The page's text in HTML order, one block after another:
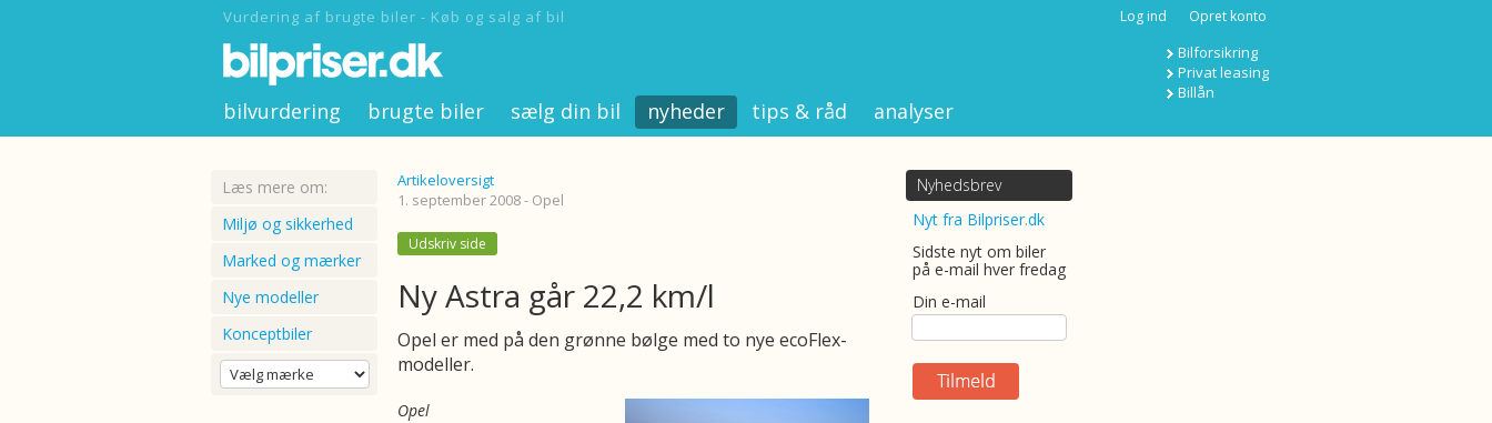
Vurdering af brugte biler - Køb og salg af bil Log ind Opret konto
Bilforsikring
Privat leasing
Billån
bilvurdering brugte biler sælg din bil nyheder tips & råd analyser
Læs mere om:
Miljø og sikkerhed
Marked og mærker
Nye modeller
Konceptbiler
Artikeloversigt
1. september 2008 - Opel
Udskriv side
Ny Astra går 22,2 km/l
Opel er med på den grønne bølge med to nye ecoFlex-
modeller.
Opel
Nyhedsbrev
Nyt fra Bilpriser.dk
Sidste nyt om biler
på e-mail hver fredag
Din e-mail